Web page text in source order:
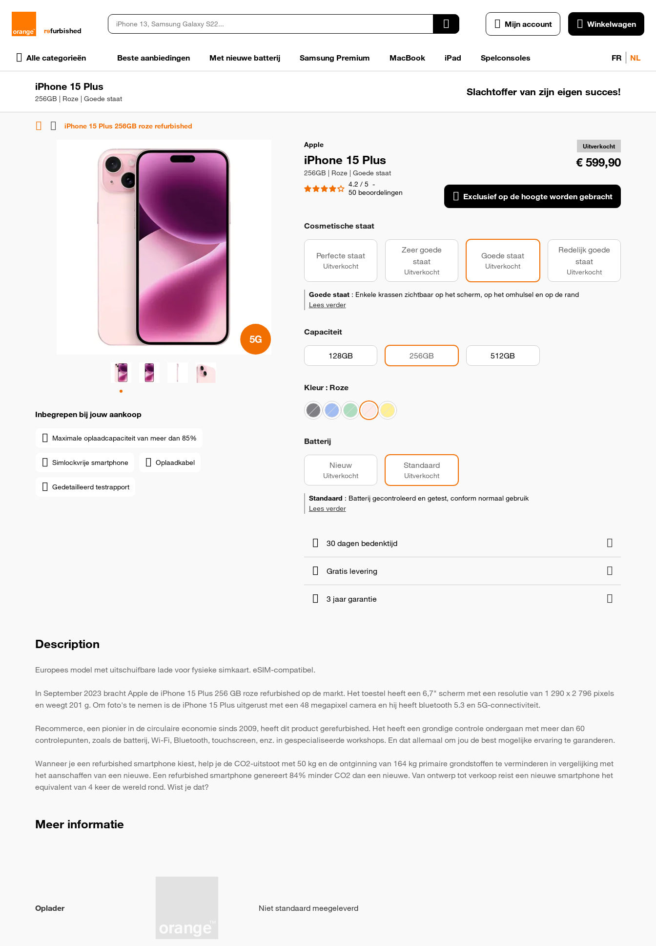
rɘfurbished
Mijn account Winkelwagen
Alle categorieën Beste aanbiedingen Met nieuwe batterij Samsung Premium MacBook iPad Spelconsoles FR NL
iPhone 15 Plus
256GB | Roze | Goede staat
Slachtoffer van zijn eigen succes!
iPhone 15 Plus 256GB roze refurbished
Apple
iPhone 15 Plus
256GB | Roze | Goede staat
4.2 / 5 -
50 beoordelingen
Uitverkocht
Inbegrepen bij jouw aankoop
Maximale oplaadcapaciteit van meer dan 85%
Simlockvrije smartphone Oplaadkabel
Gedetailleerd testrapport
€ 599,90
Exclusief op de hoogte worden gebracht
Cosmetische staat
Perfecte staat
Uitverkocht
Zeer goede
staat
Uitverkocht
Goede staat
Uitverkocht
Redelijk goede
staat
Uitverkocht
Goede staat: Enkele krassen zichtbaar op het scherm, op het omhulsel en op de rand
Lees verder
Capaciteit
128GB 256GB 512GB
Kleur : Roze
Batterij
Nieuw
Uitverkocht
Standaard
Uitverkocht
Standaard : Batterij gecontroleerd en getest, conform normaal gebruik
Lees verder
30 dagen bedenktijd
Gratis levering
3 jaar garantie
Description
Europees model met uitschuifbare lade voor fysieke simkaart. eSIM-compatibel.
In September 2023 bracht Apple de iPhone 15 Plus 256 GB roze refurbished op de markt. Het toestel heeft een 6,7" scherm met een resolutie van 1 290 x 2 796 pixels
en weegt 201 g. Om foto's te nemen is de iPhone 15 Plus uitgerust met een 48 megapixel camera en hij heeft bluetooth 5.3 en 5G-connectiviteit.
Recommerce, een pionier in de circulaire economie sinds 2009, heeft dit product gerefurbished. Het heeft een grondige controle ondergaan met meer dan 60
controlepunten, zoals de batterij, Wi-Fi, Bluetooth, touchscreen, enz. in gespecialiseerde workshops. En dat allemaal om jou de best mogelijke ervaring te garanderen.
Wanneer je een refurbished smartphone kiest, help je de CO2-uitstoot met 50 kg en de ontginning van 164 kg primaire grondstoffen te verminderen in vergelijking met
het aanschaffen van een nieuwe. Een refurbished smartphone genereert 84% minder CO2 dan een nieuwe. Van ontwerp tot verkoop reist een nieuwe smartphone het
equivalent van 4 keer de wereld rond. Wist je dat?
Meer informatie
Oplader Niet standaard meegeleverd